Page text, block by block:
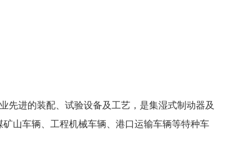
先进的装配、试验设备及工艺，是集湿式制动器及
山车辆、工程机械车辆、港口运输车辆等特种车